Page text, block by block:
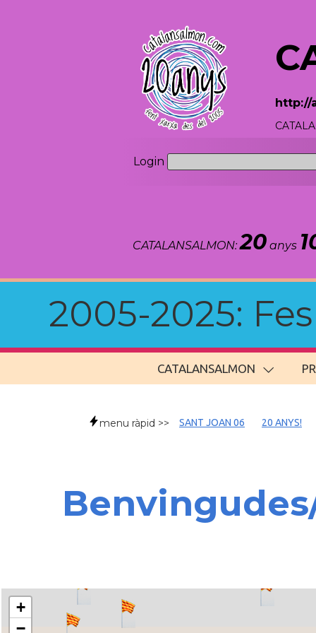
http://
Login
CATALANSALMON:20 anys
2005-2025:
CATALANSALMON
menu ràpid >> SANT JOAN 06 20 ANYS!
+
−